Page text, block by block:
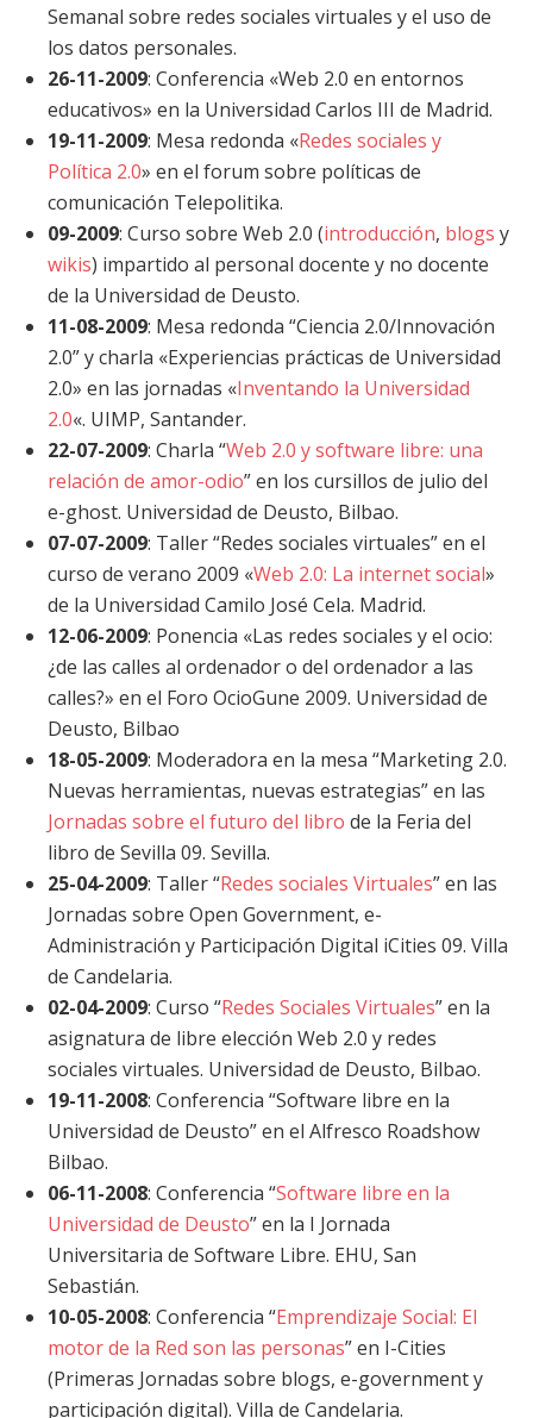
Semanal sobre redes sociales virtuales y el uso de
los datos personales.
26-11-2009: Conferencia «Web 2.0 en entornos
educativos» en la Universidad Carlos III de Madrid.
19-11-2009: Mesa redonda «Redes sociales y
Política 2.0» en el forum sobre políticas de
comunicación Telepolitika.
09-2009: Curso sobre Web 2.0 (introducción, blogs y
wikis) impartido al personal docente y no docente
de la Universidad de Deusto.
11-08-2009: Mesa redonda “Ciencia 2.0/Innovación
2.0” y charla «Experiencias prácticas de Universidad
2.0» en las jornadas «Inventando la Universidad
2.0«. UIMP, Santander.
22-07-2009: Charla “Web 2.0 y software libre: una
relación de amor­-odio” en los cursillos de julio del
e-ghost. Universidad de Deusto, Bilbao.
07-07-2009: Taller “Redes sociales virtuales” en el
curso de verano 2009 «Web 2.0: La internet social»
de la Universidad Camilo José Cela. Madrid.
12-06-2009: Ponencia «Las redes sociales y el ocio:
¿de las calles al ordenador o del ordenador a las
calles?» en el Foro OcioGune 2009. Universidad de
Deusto, Bilbao
18-05-2009: Moderadora en la mesa “Marketing 2.0.
Nuevas herramientas, nuevas estrategias” en las
Jornadas sobre el futuro del libro de la Feria del
libro de Sevilla 09. Sevilla.
25-04-2009: Taller “Redes sociales Virtuales” en las
Jornadas sobre Open Government, e-
Administración y Participación Digital iCities 09. Villa
de Candelaria.
02-04-2009: Curso “Redes Sociales Virtuales” en la
asignatura de libre elección Web 2.0 y redes
sociales virtuales. Universidad de Deusto, Bilbao.
19-11-2008: Conferencia “Software libre en la
Universidad de Deusto” en el Alfresco Roadshow
Bilbao.
06-11-2008: Conferencia “Software libre en la
Universidad de Deusto” en la I Jornada
Universitaria de Software Libre. EHU, San
Sebastián.
10-05-2008: Conferencia “Emprendizaje Social: El
motor de la Red son las personas” en I-Cities
(Primeras Jornadas sobre blogs, e-government y
participación digital). Villa de Candelaria.